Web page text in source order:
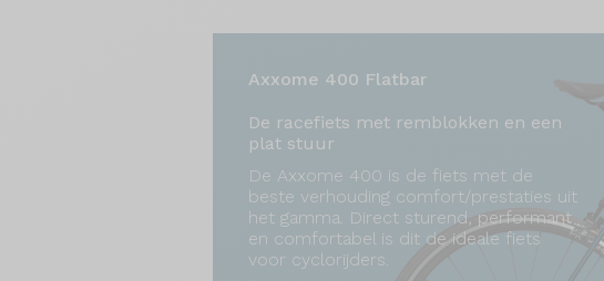
Axxome 400 Flatbar
De racefiets met remblokken en een
plat stuur
De Axxome 400 is de fiets met de
beste verhouding comfort/prestaties uit
het gamma. Direct sturend, performant
en comfortabel is dit de ideale fiets
voor cyclorijders.